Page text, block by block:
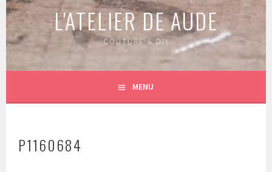
L'ATELIER DE AUDE
COUTURE & DIY
MENU
P1160684